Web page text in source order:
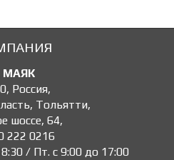
МАЯК
, Россия,
Тольятти,
шоссе, 64,
222 0216
/ Пт. с 9:00 до 17:00